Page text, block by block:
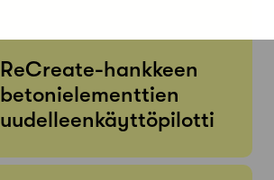
ReCreate-hankkeen
betonielementtien
uudelleenkäyttöpilotti